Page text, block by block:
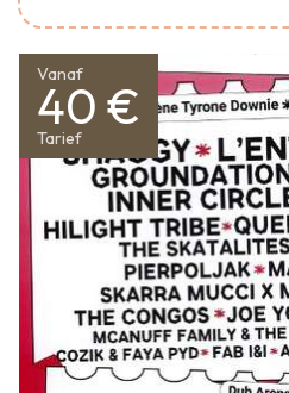
Vanaf
40 €
Tarief